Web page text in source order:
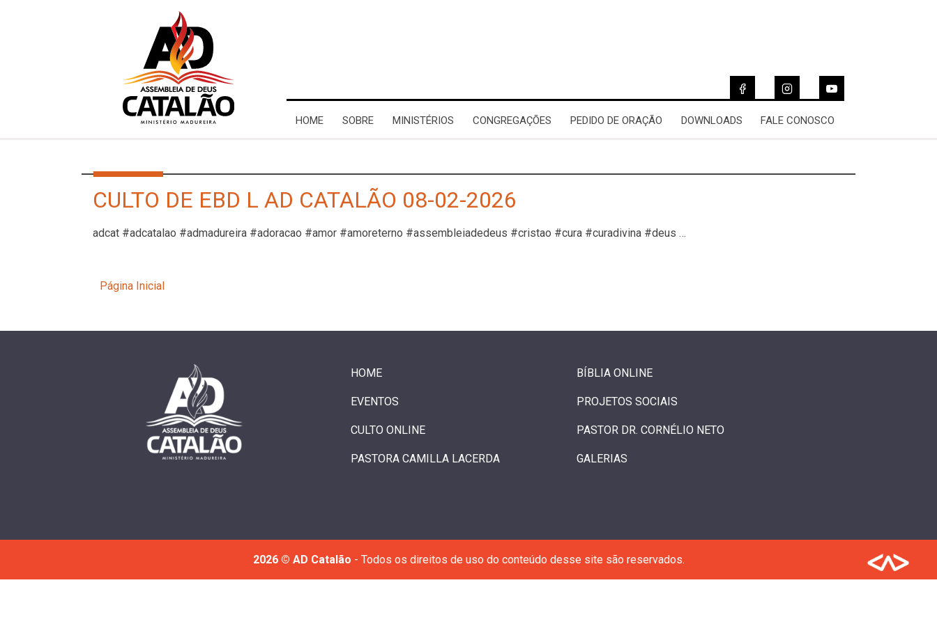
HOME SOBRE MINISTÉRIOS CONGREGAÇÕES PEDIDO DE ORAÇÃO DOWNLOADS FALE CONOSCO
CULTO DE EBD L AD CATALÃO 08-02-2026
adcat #adcatalao #admadureira #adoracao #amor #amoreterno #assembleiadedeus #cristao #cura #curadivina #deus …
Página Inicial
HOME BÍBLIA ONLINE
EVENTOS PROJETOS SOCIAIS
CULTO ONLINE PASTOR DR. CORNÉLIO NETO
PASTORA CAMILLA LACERDA GALERIAS
2026 © AD Catalão - Todos os direitos de uso do conteúdo desse site são reservados.